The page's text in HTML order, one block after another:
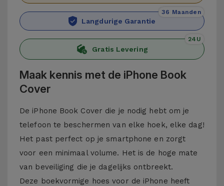
Langdurige Garantie
36 Maanden
Gratis Levering
24U
Maak kennis met de iPhone Book
Cover
De iPhone Book Cover die je nodig hebt om je
telefoon te beschermen van elke hoek, elke dag!
Het past perfect op je smartphone en zorgt
voor een minimaal volume. Het is de hoge mate
van beveiliging die je dagelijks ontbreekt.
Deze boekvormige hoes voor de iPhone heeft